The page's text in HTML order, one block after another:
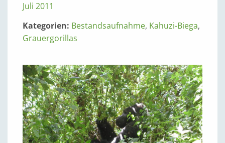
Juli 2011
Kategorien: Bestandsaufnahme, Kahuzi-Biega,
Grauergorillas